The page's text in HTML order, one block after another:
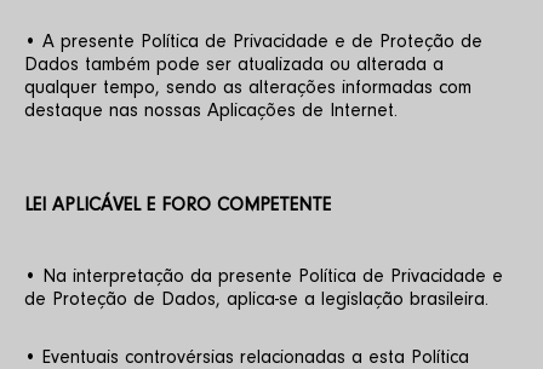
• A presente Política de Privacidade e de Proteção de
Dados também pode ser atualizada ou alterada a
qualquer tempo, sendo as alterações informadas com
destaque nas nossas Aplicações de Internet.
LEI APLICÁVEL E FORO COMPETENTE
• Na interpretação da presente Política de Privacidade e
de Proteção de Dados, aplica-se a legislação brasileira.
• Eventuais controvérsias relacionadas a esta Política